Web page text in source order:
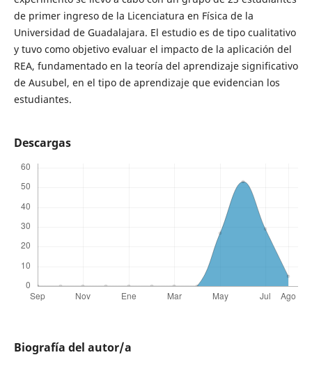
de primer ingreso de la Licenciatura en Física de la
Universidad de Guadalajara. El estudio es de tipo cualitativo
y tuvo como objetivo evaluar el impacto de la aplicación del
REA, fundamentado en la teoría del aprendizaje significativo
de Ausubel, en el tipo de aprendizaje que evidencian los
estudiantes.
Descargas
Biografía del autor/a